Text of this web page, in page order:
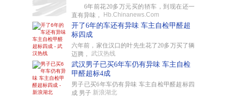
6年前花20多万元买的轿车，到现在还一
直有异味，
Hb.Chinanews.Com
开了6年的车还有异味 车主自检甲醛超
标四成
六年前，家住汉口的叶先生花了20多万买了辆
迈腾， 武汉热线
武汉男子已买6年车仍有异味 车主自检
甲醛超标4成
男子已买6年车仍有异味 车主自检甲醛超标四
成 男子 新浪湖北